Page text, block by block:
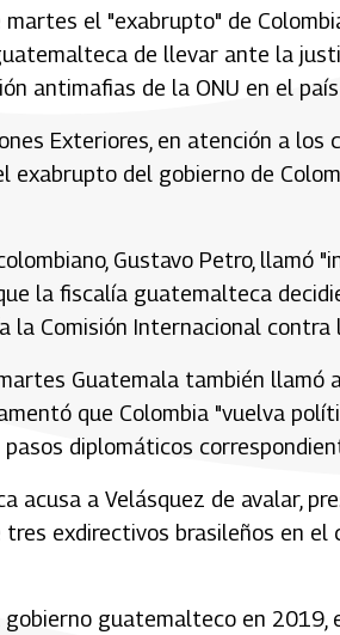
el "exabrupto" de
de llevar ante la
antimafias de la ONU en el
Exteriores, en atención a
exabrupto del gobierno de
Gustavo Petro,
la fiscalía guatemalteca
la Comisión Internacional contra
Guatemala también llamó
que Colombia "vuelva
diplomáticos
acusa a Velásquez de avalar,
tres exdirectivos brasileños en
gobierno guatemalteco en